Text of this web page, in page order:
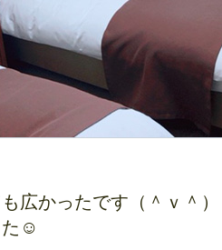
広かったです（＾ｖ＾
た☺